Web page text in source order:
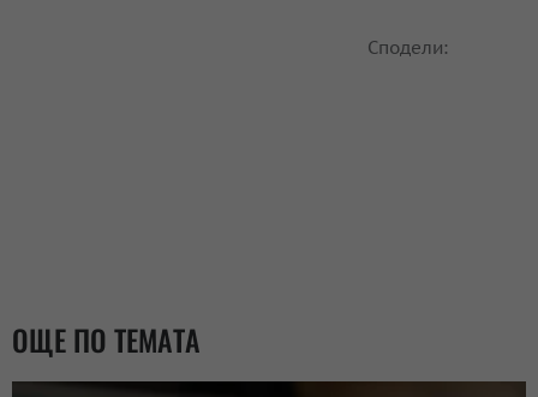
Сподели:
ОЩЕ ПО ТЕМАТА